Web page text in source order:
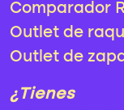
Comparador
Outlet de
Outlet de
¿Tienes